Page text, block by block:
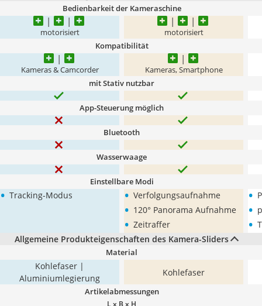
Bedienbarkeit der Kameraschine
motorisiert motorisiert
Kompatibilität
Kameras & Camcorder Kameras, Smartphone
mit Stativ nutzbar
App-Steuerung möglich
Bluetooth
Wasserwaage
Einstellbare Modi
• Tracking-Modus • Verfolgungsaufnahme
• 120° Panorama Aufnahme
• Zeitraffer
•
•
•
Allgemeine Produkteigenschaften des Kamera-Sliders
Material
Kohlefaser |
Aluminiumlegierung
Kohlefaser
Artikelabmessungen
L x B x H